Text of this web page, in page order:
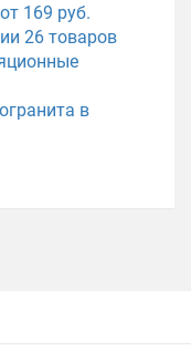
169 руб.
26 товаров
в